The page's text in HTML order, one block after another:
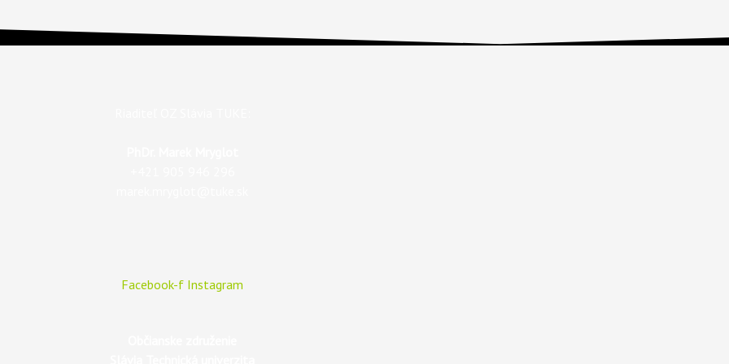
Facebook-f Instagram